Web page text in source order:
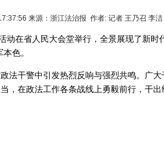
来源：浙江法治报 作者: 记者 王乃召 李
动在省人民大会堂举行，全景展现了新时
色。
法干警中引发热烈反响与强烈共鸣。广
，在政法工作各条战线上勇毅前行，干